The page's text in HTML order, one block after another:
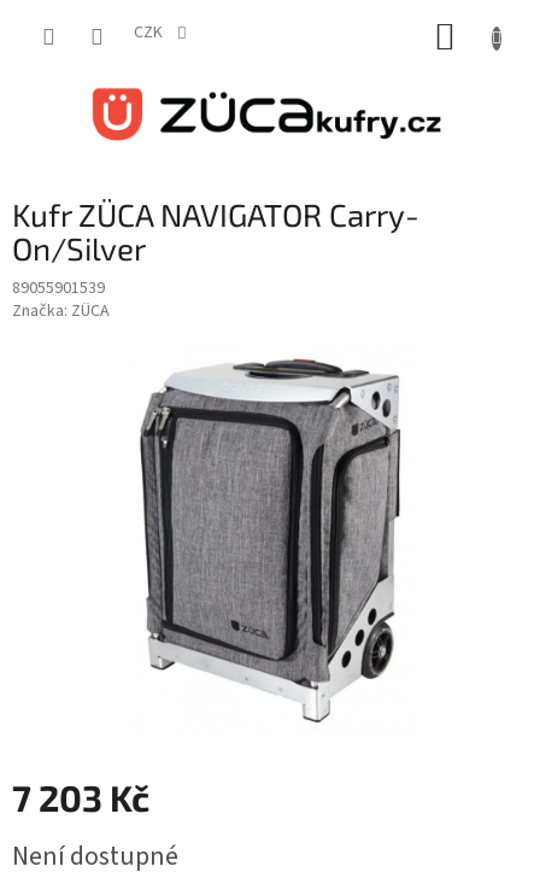
CZK
Kufr ZÜCA NAVIGATOR Carry-
On/Silver
89055901539
Značka: ZÜCA
7 203 Kč
cena:
Není dostupné